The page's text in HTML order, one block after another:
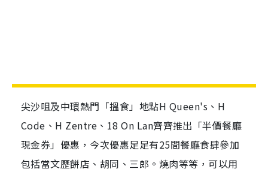
尖沙咀及中環熱門「搵食」地點H Queen's、H
Code、H Zentre、18 On Lan齊齊推出「半價餐廳
現金券」優惠，今次優惠足足有25間餐廳食肆參加
包括當文歷餅店、胡同、三郎。燒肉等等，可以用